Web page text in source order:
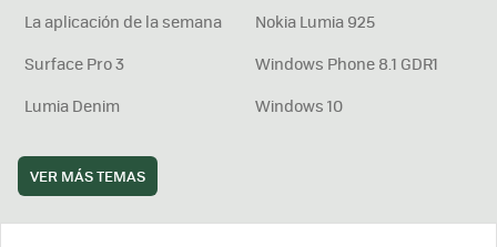
La aplicación de la semana
Nokia Lumia 925
Surface Pro 3
Windows Phone 8.1 GDR1
Lumia Denim
Windows 10
VER MÁS TEMAS